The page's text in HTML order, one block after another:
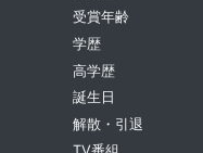
受賞年齢
学歴
高学歴
誕生日
解散・引退